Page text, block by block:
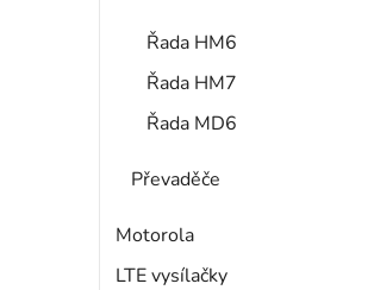
e
Řada HM6
Řada HM7
Řada MD6
Převaděče
Motorola
LTE vysílačky